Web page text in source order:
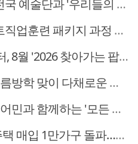
단과 '우리들의 하모니' 선보여
훈련 패키지 과정 3기' 모집
찾아가는 팝업놀이터' 운영
채로운 독서문화 프로그램 운영
하는 '모든 영어 모든 독서' 운영
가구 돌파…피해 인정도 4만건 넘어